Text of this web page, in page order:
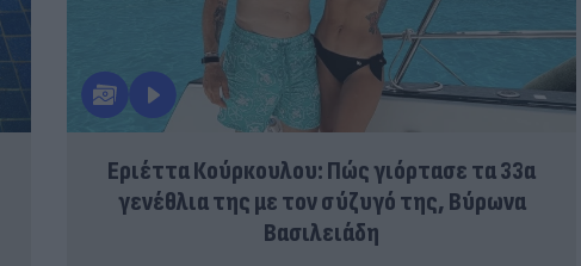
Εριέττα Κούρκουλου: Πώς γιόρτασε τα 33α
γενέθλια της με τον σύζυγό της, Βύρωνα
Βασιλειάδη